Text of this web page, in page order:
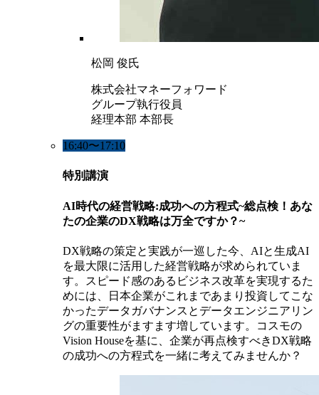
松岡 俊氏
株式会社マネーフォワード
グループ執行役員
経理本部 本部長
16:40〜17:10
特別講演
AI時代の経営戦略:成功への方程式~総点検！あな
たの企業のDX戦略は万全ですか？~
DX戦略の策定と実践が一巡した今、AIと生成AI
を最大限に活用した経営戦略が求められていま
す。スピード感のあるビジネス改革を実現するた
めには、日本企業がこれまであまり投資してこな
かったデータガバナンスとデータエンジニアリン
グの重要性がますます増しています。コスモの
Vision Houseを基に、企業が再点検すべきDX戦略
の成功への方程式を一緒に考えてみませんか？